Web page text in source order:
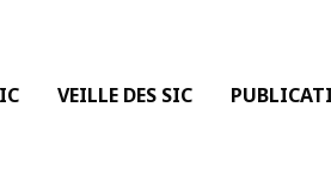
LA COMMUNICATION
VEILLE DES SIC